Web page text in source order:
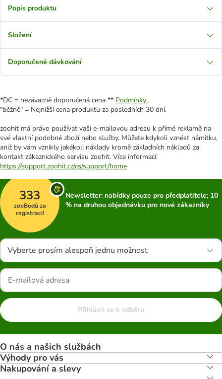
Popis produktu
Složení
Doporučené dávkování
*DC = nezávazně doporučená cena ** Podmínky.
"běžně" = Nejnižší cena produktu za posledních 30 dní.
zoohit má právo používat vaši e-mailovou adresu k přímé reklamě na
své vlastní podobné zboží nebo služby. Můžete kdykoli vznést námitku,
aniž by vám vznikly jakékoli náklady kromě základních nákladů za
kontakt zákaznického servisu zoohit. Více informací:
https://support.zoohit.cz/cs/support/home
333
zooBodů za
registraci!
Newsletter: nabídky pouze pro předplatitele; 10
% na druhou objednávku pro nové zákazníky
Vyberte prosím alespoň jednu možnost
Přihlásit se k odběru
O nás a našich službách
Výhody pro vás
Nakupování a slevy